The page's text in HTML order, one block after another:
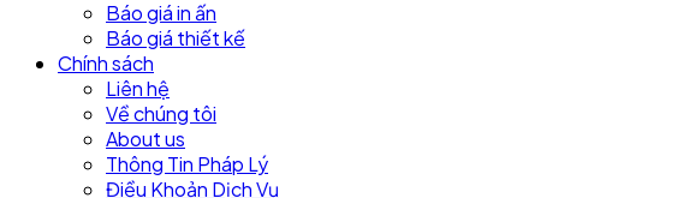
Báo giá in ấn
Báo giá thiết kế
Chính sách
Liên hệ
Về chúng tôi
About us
Thông Tin Pháp Lý
Điều Khoản Dịch Vụ